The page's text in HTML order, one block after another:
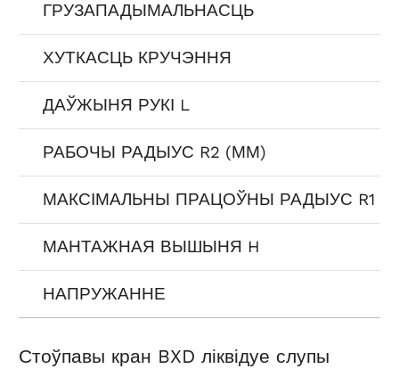
ГРУЗАПАДЫМАЛЬНАСЦЬ
ХУТКАСЦЬ КРУЧЭННЯ
ДАЎЖЫНЯ РУКІ L
РАБОЧЫ РАДЫУС R2 (ММ)
МАКСІМАЛЬНЫ ПРАЦОЎНЫ РАДЫУС R1
МАНТАЖНАЯ ВЫШЫНЯ H
НАПРУЖАННЕ
Стоўпавы кран BXD ліквідуе слупы